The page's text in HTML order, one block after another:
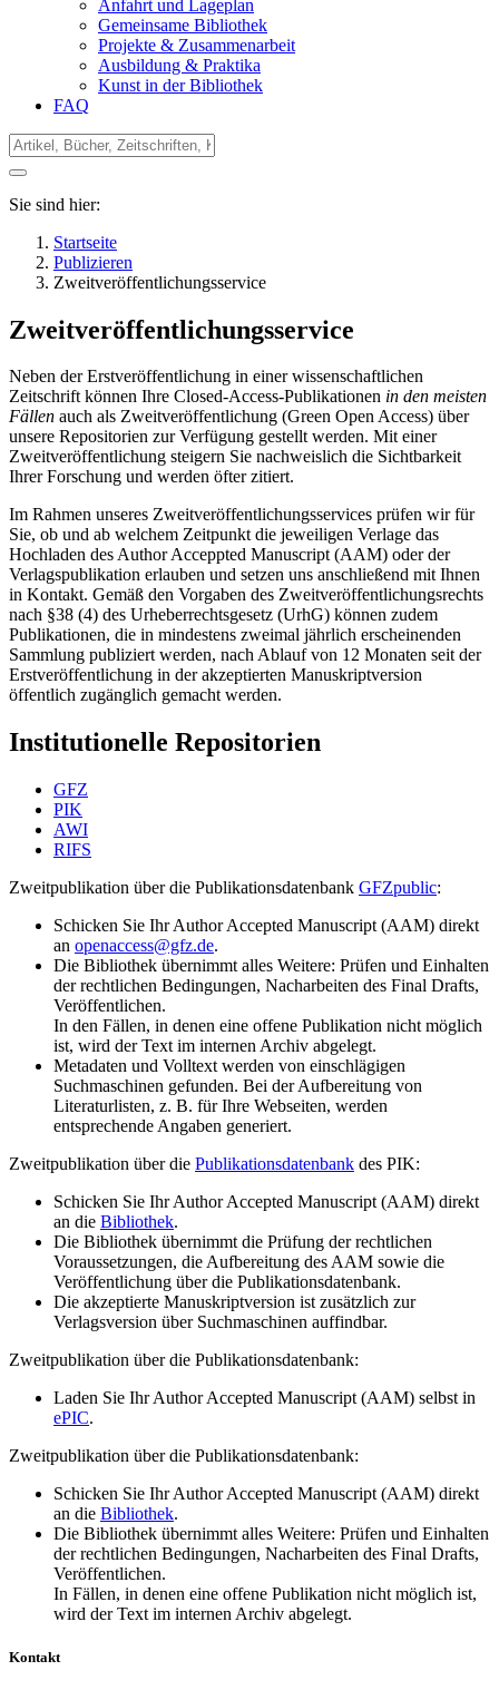
Anfahrt und Lageplan
Gemeinsame Bibliothek
Projekte & Zusammenarbeit
Ausbildung & Praktika
Kunst in der Bibliothek
FAQ
Sie sind hier:
Startseite
Publizieren
Zweitveröffentlichungsservice
Zweitveröffentlichungsservice
Neben der Erstveröffentlichung in einer wissenschaftlichen
Zeitschrift können Ihre Closed-Access-Publikationen in den meisten
Fällen auch als Zweitveröffentlichung (Green Open Access) über
unsere Repositorien zur Verfügung gestellt werden. Mit einer
Zweitveröffentlichung steigern Sie nachweislich die Sichtbarkeit
Ihrer Forschung und werden öfter zitiert.
Im Rahmen unseres Zweitveröffentlichungsservices prüfen wir für
Sie, ob und ab welchem Zeitpunkt die jeweiligen Verlage das
Hochladen des Author Acceppted Manuscript (AAM) oder der
Verlagspublikation erlauben und setzen uns anschließend mit Ihnen
in Kontakt. Gemäß den Vorgaben des Zweitveröffentlichungsrechts
nach §38 (4) des Urheberrechtsgesetz (UrhG) können zudem
Publikationen, die in mindestens zweimal jährlich erscheinenden
Sammlung publiziert werden, nach Ablauf von 12 Monaten seit der
Erstveröffentlichung in der akzeptierten Manuskriptversion
öffentlich zugänglich gemacht werden.
Institutionelle Repositorien
GFZ
PIK
AWI
RIFS
Zweitpublikation über die Publikationsdatenbank GFZpublic:
Schicken Sie Ihr Author Accepted Manuscript (AAM) direkt
an openaccess@gfz.de.
Die Bibliothek übernimmt alles Weitere: Prüfen und Einhalten
der rechtlichen Bedingungen, Nacharbeiten des Final Drafts,
Veröffentlichen.
In den Fällen, in denen eine offene Publikation nicht möglich
ist, wird der Text im internen Archiv abgelegt.
Metadaten und Volltext werden von einschlägigen
Suchmaschinen gefunden. Bei der Aufbereitung von
Literaturlisten, z. B. für Ihre Webseiten, werden
entsprechende Angaben generiert.
Zweitpublikation über die Publikationsdatenbank des PIK:
Schicken Sie Ihr Author Accepted Manuscript (AAM) direkt
an die Bibliothek.
Die Bibliothek übernimmt die Prüfung der rechtlichen
Voraussetzungen, die Aufbereitung des AAM sowie die
Veröffentlichung über die Publikationsdatenbank.
Die akzeptierte Manuskriptversion ist zusätzlich zur
Verlagsversion über Suchmaschinen auffindbar.
Zweitpublikation über die Publikationsdatenbank:
Laden Sie Ihr Author Accepted Manuscript (AAM) selbst in
ePIC.
Zweitpublikation über die Publikationsdatenbank:
Schicken Sie Ihr Author Accepted Manuscript (AAM) direkt
an die Bibliothek.
Die Bibliothek übernimmt alles Weitere: Prüfen und Einhalten
der rechtlichen Bedingungen, Nacharbeiten des Final Drafts,
Veröffentlichen.
In Fällen, in denen eine offene Publikation nicht möglich ist,
wird der Text im internen Archiv abgelegt.
Kontakt